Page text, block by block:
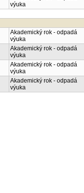
výuka
Akademický rok - odpadá
výuka
Akademický rok - odpadá
výuka
Akademický rok - odpadá
výuka
Akademický rok - odpadá
výuka